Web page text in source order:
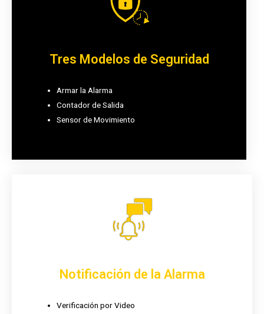
Tres Modelos de Seguridad
Armar la Alarma
Contador de Salida
Sensor de Movimiento
Notificación de la Alarma
Verificación por Video